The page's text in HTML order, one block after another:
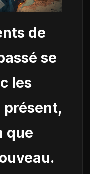
de
se
les
que